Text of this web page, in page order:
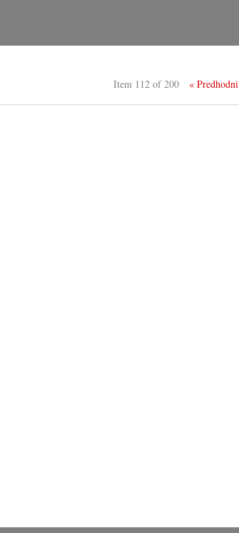
Item 112 of 200 « Predhodni